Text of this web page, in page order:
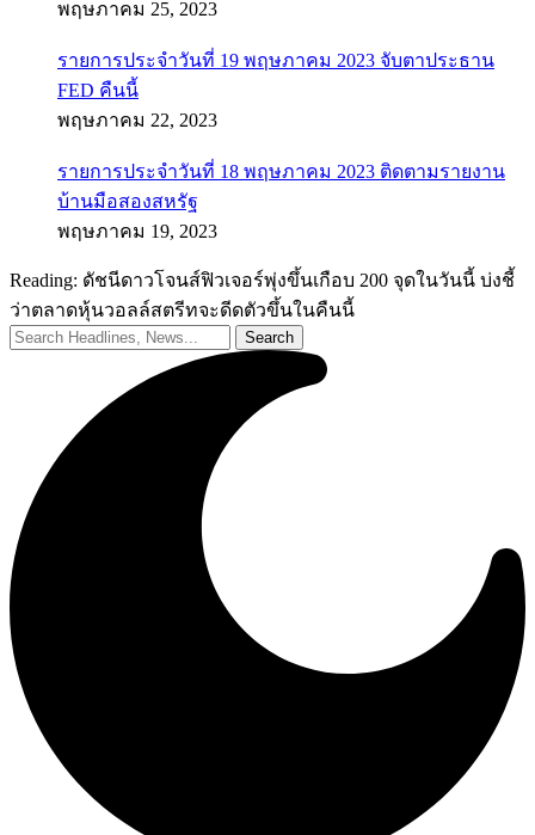
พฤษภาคม 25, 2023
รายการประจำวันที่ 19 พฤษภาคม 2023 จับตาประธาน
FED คืนนี้
พฤษภาคม 22, 2023
รายการประจำวันที่ 18 พฤษภาคม 2023 ติดตามรายงาน
บ้านมือสองสหรัฐ
พฤษภาคม 19, 2023
Reading: ดัชนีดาวโจนส์ฟิวเจอร์พุ่งขึ้นเกือบ 200 จุดในวันนี้ บ่งชี้
ว่าตลาดหุ้นวอลล์สตรีทจะดีดตัวขึ้นในคืนนี้